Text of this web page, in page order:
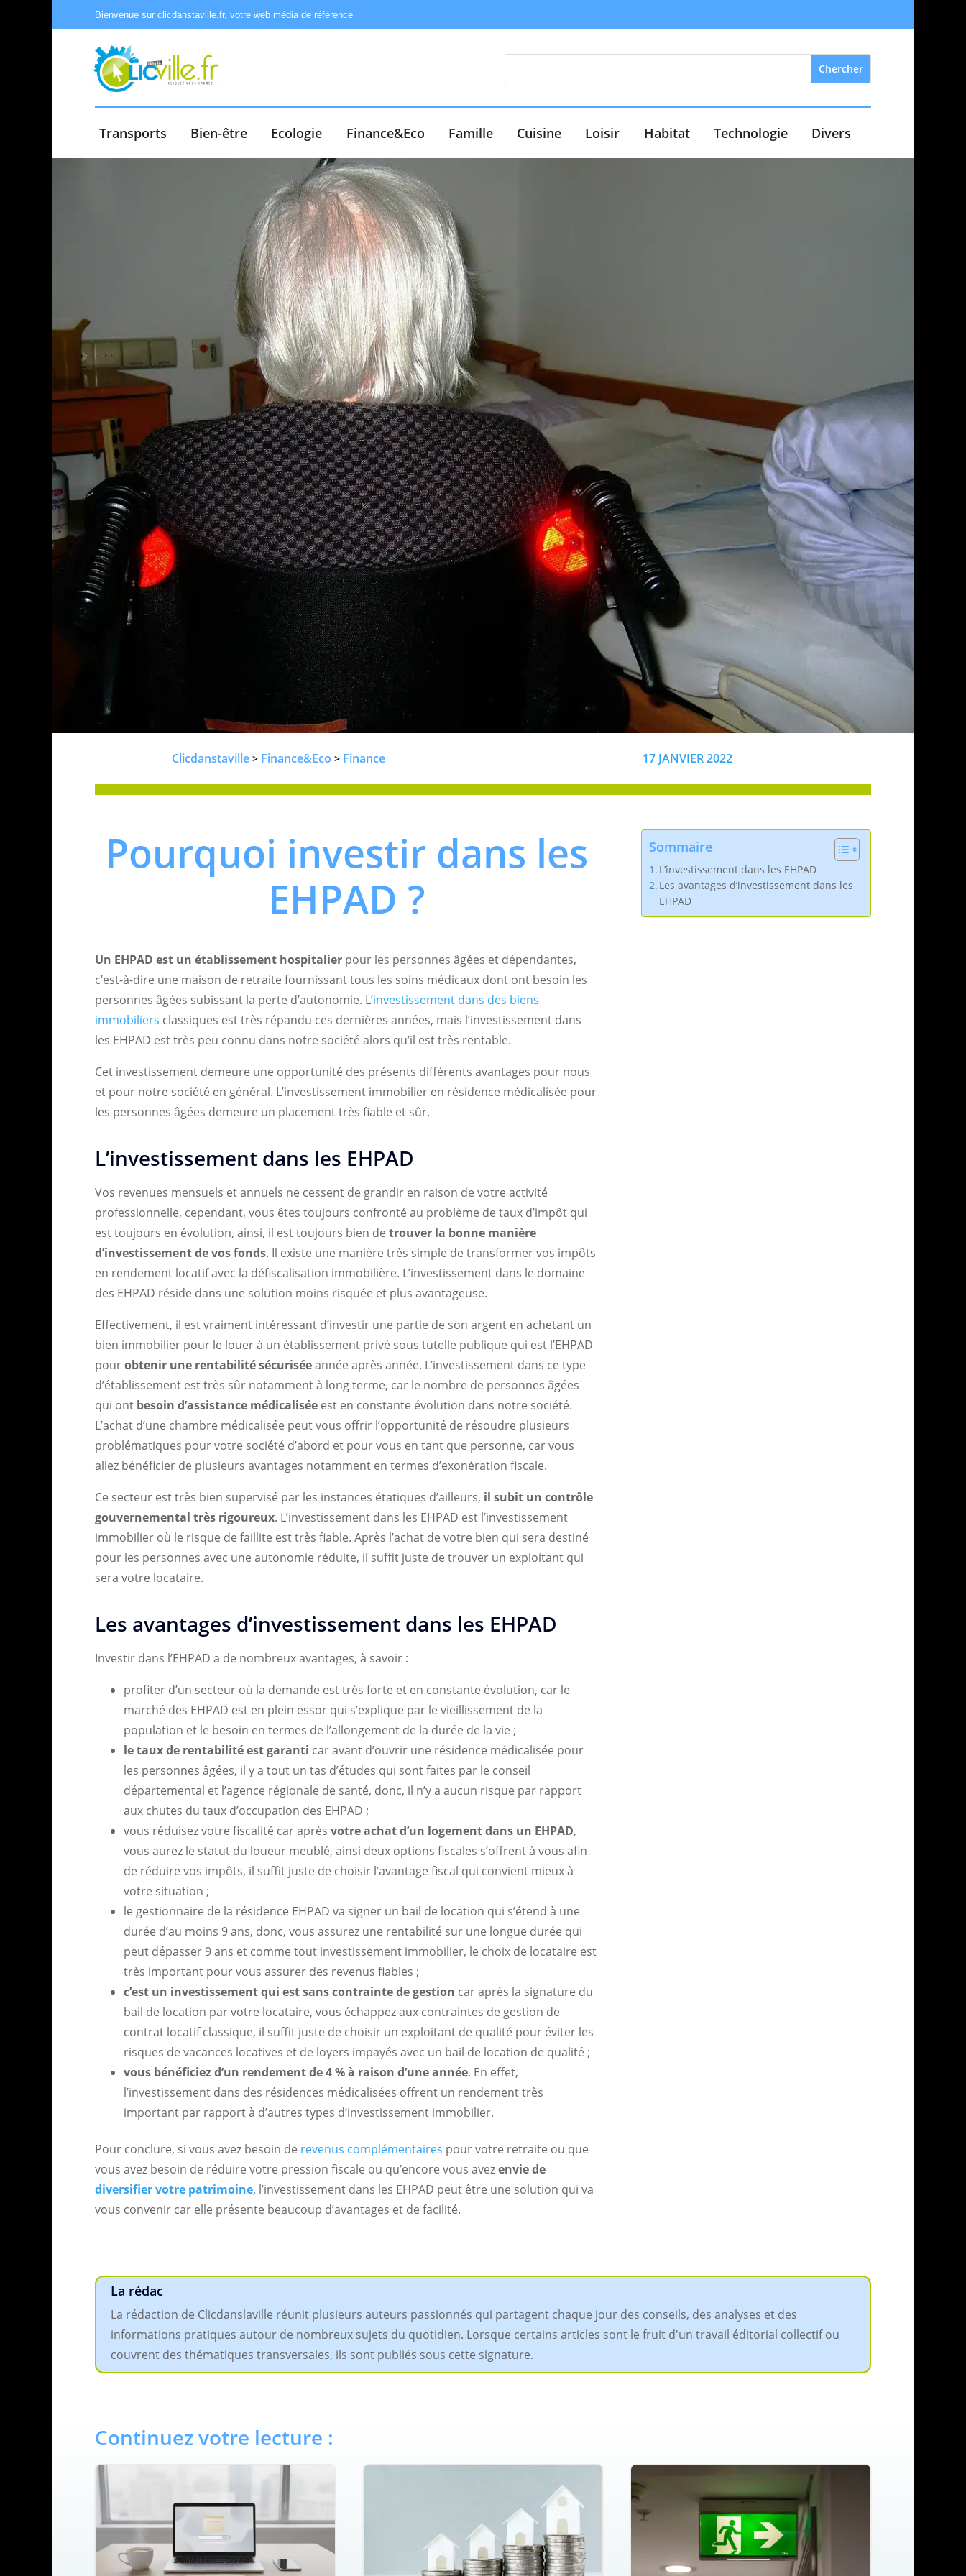
Bienvenue sur clicdanstaville.fr, votre web média de référence
Transports Bien-être Ecologie Finance&Eco Famille Cuisine Loisir Habitat Technologie Divers
Clicdanstaville> Finance&Eco > Finance 17 JANVIER 2022
Pourquoi investir dans les
EHPAD ?
Un EHPAD est un établissement hospitalier pour les personnes âgées et dépendantes,
c’est-à-dire une maison de retraite fournissant tous les soins médicaux dont ont besoin les
personnes âgées subissant la perte d’autonomie. L’investissement dans des biens
immobiliers classiques est très répandu ces dernières années, mais l’investissement dans
les EHPAD est très peu connu dans notre société alors qu’il est très rentable.
Cet investissement demeure une opportunité des présents différents avantages pour nous
et pour notre société en général. L’investissement immobilier en résidence médicalisée pour
les personnes âgées demeure un placement très fiable et sûr.
L’investissement dans les EHPAD
Vos revenues mensuels et annuels ne cessent de grandir en raison de votre activité
professionnelle, cependant, vous êtes toujours confronté au problème de taux d’impôt qui
est toujours en évolution, ainsi, il est toujours bien de trouver la bonne manière
d’investissement de vos fonds. Il existe une manière très simple de transformer vos impôts
en rendement locatif avec la défiscalisation immobilière. L’investissement dans le domaine
des EHPAD réside dans une solution moins risquée et plus avantageuse.
Effectivement, il est vraiment intéressant d’investir une partie de son argent en achetant un
bien immobilier pour le louer à un établissement privé sous tutelle publique qui est l’EHPAD
pourobtenir une rentabilité sécuriséeannée après année. L’investissement dans ce type
d’établissement est très sûr notamment à long terme, car le nombre de personnes âgées
qui ont besoin d’assistance médicalisée est en constante évolution dans notre société.
L’achat d’une chambre médicalisée peut vous offrir l’opportunité de résoudre plusieurs
problématiques pour votre société d’abord et pour vous en tant que personne, car vous
allez bénéficier de plusieurs avantages notamment en termes d’exonération fiscale.
Ce secteur est très bien supervisé par les instances étatiques d’ailleurs, il subit un contrôle
gouvernemental très rigoureux. L’investissement dans les EHPAD est l’investissement
immobilier où le risque de faillite est très fiable. Après l’achat de votre bien qui sera destiné
pour les personnes avec une autonomie réduite, il suffit juste de trouver un exploitant qui
sera votre locataire.
Les avantages d’investissement dans les EHPAD
Investir dans l’EHPAD a de nombreux avantages, à savoir :
profiter d’un secteur où la demande est très forte et en constante évolution, car le
marché des EHPAD est en plein essor qui s’explique par le vieillissement de la
population et le besoin en termes de l’allongement de la durée de la vie ;
le taux de rentabilité est garanti car avant d’ouvrir une résidence médicalisée pour
les personnes âgées, il y a tout un tas d’études qui sont faites par le conseil
départemental et l’agence régionale de santé, donc, il n’y a aucun risque par rapport
aux chutes du taux d’occupation des EHPAD ;
vous réduisez votre fiscalité car après votre achat d’un logement dans un EHPAD,
vous aurez le statut du loueur meublé, ainsi deux options fiscales s’offrent à vous afin
de réduire vos impôts, il suffit juste de choisir l’avantage fiscal qui convient mieux à
votre situation ;
le gestionnaire de la résidence EHPAD va signer un bail de location qui s’étend à une
durée d’au moins 9 ans, donc, vous assurez une rentabilité sur une longue durée qui
peut dépasser 9 ans et comme tout investissement immobilier, le choix de locataire est
très important pour vous assurer des revenus fiables ;
c’est un investissement qui est sans contrainte de gestion car après la signature du
bail de location par votre locataire, vous échappez aux contraintes de gestion de
contrat locatif classique, il suffit juste de choisir un exploitant de qualité pour éviter les
risques de vacances locatives et de loyers impayés avec un bail de location de qualité ;
vous bénéficiez d’un rendement de 4 % à raison d’une année. En effet,
l’investissement dans des résidences médicalisées offrent un rendement très
important par rapport à d’autres types d’investissement immobilier.
Pour conclure, si vous avez besoin de revenus complémentaires pour votre retraite ou que
vous avez besoin de réduire votre pression fiscale ou qu’encore vous avezenvie de
diversifier votre patrimoine, l’investissement dans les EHPAD peut être une solution qui va
vous convenir car elle présente beaucoup d’avantages et de facilité.
Sommaire
L’investissement dans les EHPAD
Les avantages d’investissement dans les
EHPAD
La rédac
La rédaction de Clicdanslaville réunit plusieurs auteurs passionnés qui partagent chaque jour des conseils, des analyses et des
informations pratiques autour de nombreux sujets du quotidien. Lorsque certains articles sont le fruit d'un travail éditorial collectif ou
couvrent des thématiques transversales, ils sont publiés sous cette signature.
Continuez votre lecture :